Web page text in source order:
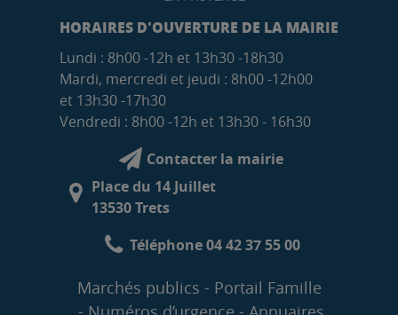
HORAIRES D'OUVERTURE DE LA MAIRIE
Lundi : 8h00 -12h et 13h30 -18h30
Mardi, mercredi et jeudi : 8h00 -12h00
et 13h30 -17h30
Vendredi : 8h00 -12h et 13h30 - 16h30
Contacter la mairie
Place du 14 Juillet
13530 Trets
Téléphone 04 42 37 55 00
Marchés publics
Portail Famille